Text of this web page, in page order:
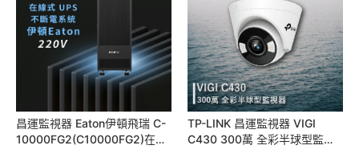
昌運監視器 Eaton伊頓飛瑞 C-
10000FG2(C10000FG2)在線
TP-LINK 昌運監視器 VIGI
C430 300萬 全彩半球型監視